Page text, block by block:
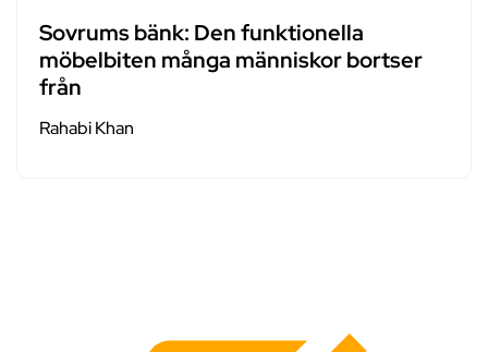
Sovrums bänk: Den funktionella
möbelbiten många människor bortser
från
Rahabi Khan